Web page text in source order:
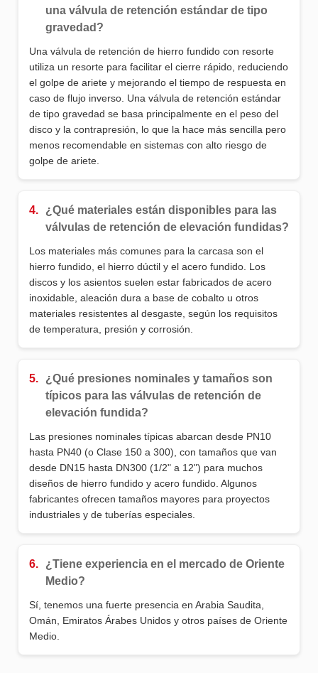
una válvula de retención estándar de tipo
gravedad?
Una válvula de retención de hierro fundido con resorte
utiliza un resorte para facilitar el cierre rápido, reduciendo
el golpe de ariete y mejorando el tiempo de respuesta en
caso de flujo inverso. Una válvula de retención estándar
de tipo gravedad se basa principalmente en el peso del
disco y la contrapresión, lo que la hace más sencilla pero
menos recomendable en sistemas con alto riesgo de
golpe de ariete.
4.
¿Qué materiales están disponibles para las
válvulas de retención de elevación fundidas?
Los materiales más comunes para la carcasa son el
hierro fundido, el hierro dúctil y el acero fundido. Los
discos y los asientos suelen estar fabricados de acero
inoxidable, aleación dura a base de cobalto u otros
materiales resistentes al desgaste, según los requisitos
de temperatura, presión y corrosión.
5.
¿Qué presiones nominales y tamaños son
típicos para las válvulas de retención de
elevación fundida?
Las presiones nominales típicas abarcan desde PN10
hasta PN40 (o Clase 150 a 300), con tamaños que van
desde DN15 hasta DN300 (1/2" a 12") para muchos
diseños de hierro fundido y acero fundido. Algunos
fabricantes ofrecen tamaños mayores para proyectos
industriales y de tuberías especiales.
6.
¿Tiene experiencia en el mercado de Oriente
Medio?
Sí, tenemos una fuerte presencia en Arabia Saudita,
Omán, Emiratos Árabes Unidos y otros países de Oriente
Medio.